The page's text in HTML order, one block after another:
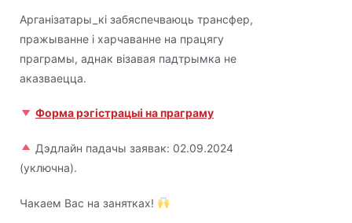
Арганізатары_кі забяспечваюць трансфер,
пражыванне і харчаванне на працягу
праграмы, аднак візавая падтрымка не
аказваецца.
Форма рэгістрацыі на праграму
Дэдлайн падачы заявак: 02.09.2024
(уключна).
Чакаем Вас на занятках!